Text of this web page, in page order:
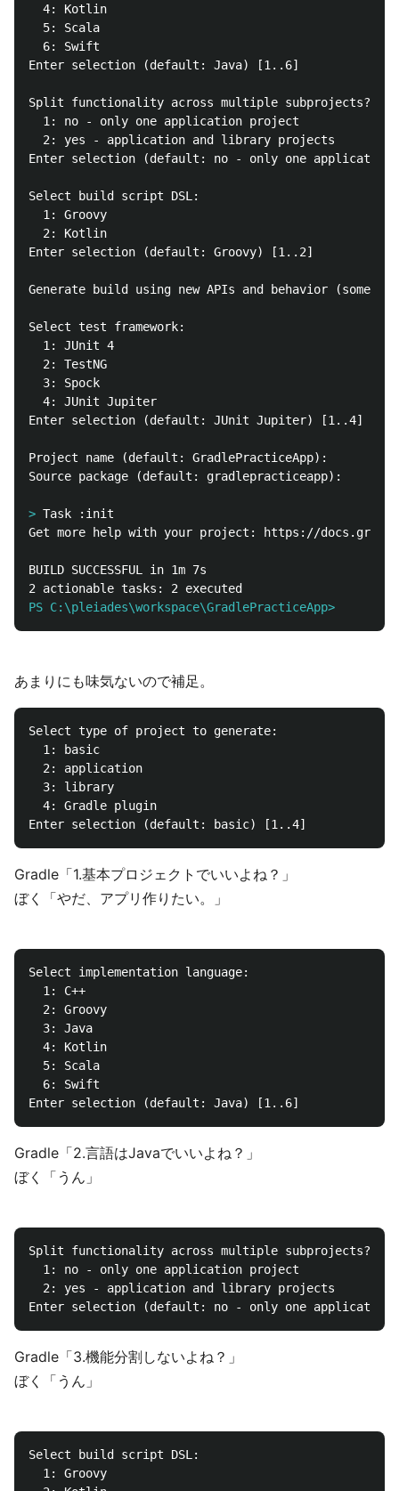
  4: Kotlin
  5: Scala
  6: Swift
Enter selection (default: Java) [1..6]
Split functionality across multiple subprojects?:
  1: no - only one application project
  2: yes - application and library projects
Enter selection (default: no - only one
Select build script DSL:
  1: Groovy
  2: Kotlin
Enter selection (default: Groovy) [1..2]
Generate build using new APIs and behavior
Select test framework:
  1: JUnit 4
  2: TestNG
  3: Spock
  4: JUnit Jupiter
Enter selection (default: JUnit Jupiter) [1..4]
Project name (default: GradlePracticeApp):
Source package (default: gradlepracticeapp):
>
Get more help with your project: https://
BUILD SUCCESSFUL in 1m 7s
PS C:\pleiades\workspace\GradlePracticeApp>
あまりにも味気ないので補足。
Select type of project to generate:
  1: basic
  2: application
  3: library
  4: Gradle plugin
Gradle「1.基本プロジェクトでいいよね？」
ぼく「やだ、アプリ作りたい。」
Select implementation language:
  1: C++
  2: Groovy
  3: Java
  4: Kotlin
  5: Scala
  6: Swift
Gradle「2.言語はJavaでいいよね？」
ぼく「うん」
Split functionality across multiple subprojects?:
  1: no - only one application project
  2: yes - application and library projects
Gradle「3.機能分割しないよね？」
ぼく「うん」
Select build script DSL:
  1: Groovy